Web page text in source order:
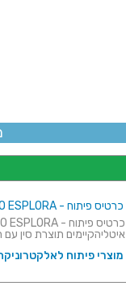
כרטיס פיתוח - ARDUINO ESPLORA
איטליהקיימים תוצרת סין עם
מוצרי פיתוח